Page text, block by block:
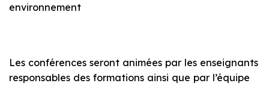
environnement
Les conférences seront animées par les enseignants
responsables des formations ainsi que par l’équipe